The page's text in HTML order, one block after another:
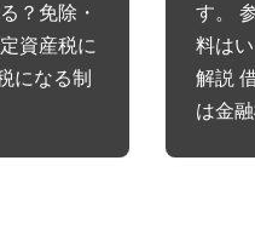
？免除・
資産税に
になる制
す。
料は
解説
は金